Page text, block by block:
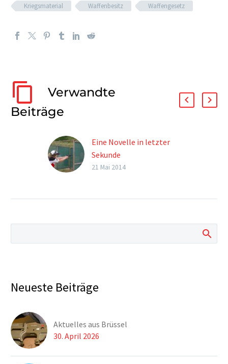
Kriegsmaterial Waffenbesitz Waffengesetz
Verwandte
Beiträge
Eine Novelle in letzter
Sekunde
Dieser Inhalt ist
zum Login!
21 Mai 2014
Neueste Beiträge
Aktuelles aus Brüssel
30. April 2026